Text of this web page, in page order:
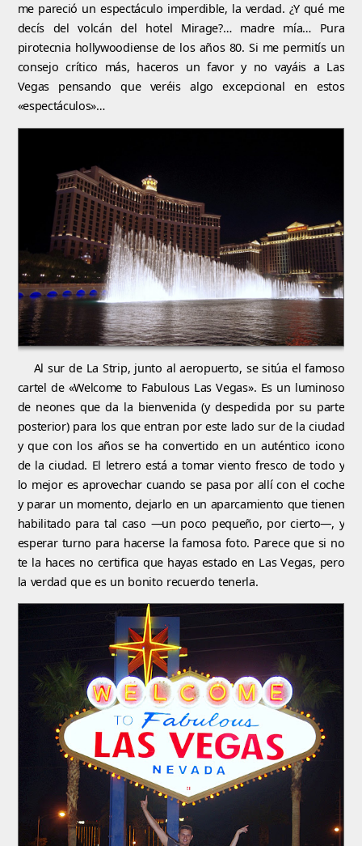
me pareció un espectáculo imperdible, la verdad. ¿Y qué me
decís del volcán del hotel Mirage?… madre mía… Pura
pirotecnia hollywoodiense de los años 80. Si me permitís un
consejo crítico más, haceros un favor y no vayáis a Las
Vegas pensando que veréis algo excepcional en estos
«espectáculos»…
Al sur de La Strip, junto al aeropuerto, se sitúa el famoso
cartel de «Welcome to Fabulous Las Vegas». Es un luminoso
de neones que da la bienvenida (y despedida por su parte
posterior) para los que entran por este lado sur de la ciudad
y que con los años se ha convertido en un auténtico icono
de la ciudad. El letrero está a tomar viento fresco de todo y
lo mejor es aprovechar cuando se pasa por allí con el coche
y parar un momento, dejarlo en un aparcamiento que tienen
habilitado para tal caso —un poco pequeño, por cierto—, y
esperar turno para hacerse la famosa foto. Parece que si no
te la haces no certifica que hayas estado en Las Vegas, pero
la verdad que es un bonito recuerdo tenerla.